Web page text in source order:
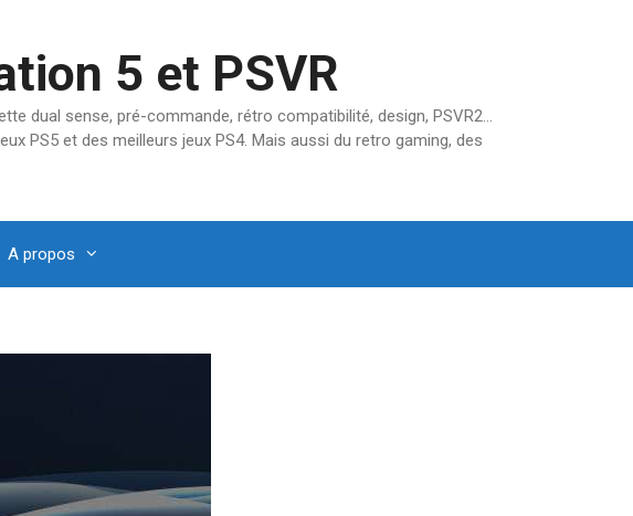
5 et PSVR
dual sense, pré-commande, rétro compatibilité, design, PSVR2…
PS5 et des meilleurs jeux PS4. Mais aussi du retro gaming, des
A propos